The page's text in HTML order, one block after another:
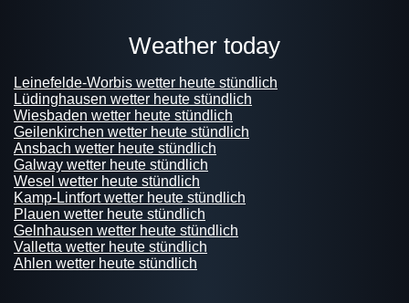
weather today
Leinefelde-Worbis wetter heute stündlich
Lüdinghausen wetter heute stündlich
Wiesbaden wetter heute stündlich
Geilenkirchen wetter heute stündlich
Ansbach wetter heute stündlich
Galway wetter heute stündlich
Wesel wetter heute stündlich
Kamp-Lintfort wetter heute stündlich
Plauen wetter heute stündlich
Gelnhausen wetter heute stündlich
Valletta wetter heute stündlich
Ahlen wetter heute stündlich